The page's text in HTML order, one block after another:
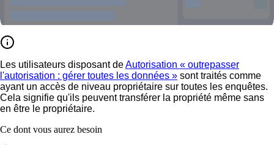
Les utilisateurs disposant deAutorisation « outrepasser
l'autorisation : gérer toutes les données » sont traités comme
ayant un accès de niveau propriétaire sur toutes les enquêtes.
Cela signifie qu'ils peuvent transférer la propriété même sans
en être le propriétaire.
Ce dont vous aurez besoin